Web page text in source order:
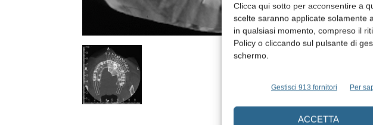
Clicca qui sotto per acconsentire a
scelte saranno applicate solamente
in qualsiasi momento, compreso il
Policy o cliccando sul pulsante di
schermo.
Gestisci 913 fornitori Per
ACCETTA